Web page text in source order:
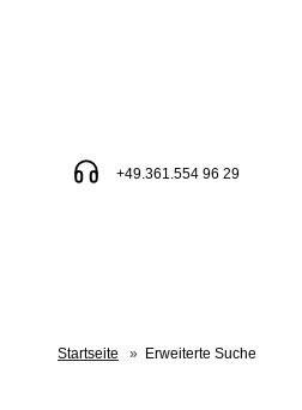
+49.361.554 96 29
Startseite » Erweiterte Suche